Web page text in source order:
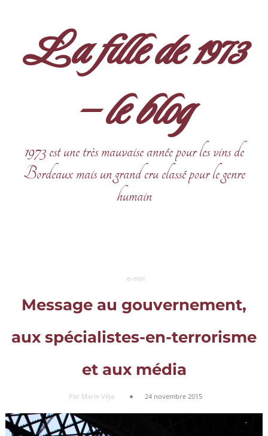
La fille de 1973
– le blog
1973 est une très mauvaise année pour les vins de
Bordeaux mais un grand cru classé pour le genre
humain
e-moi
Message au gouvernement,
aux spécialistes-en-terrorisme
et aux média
Par Marie Véja 24 novembre 2015